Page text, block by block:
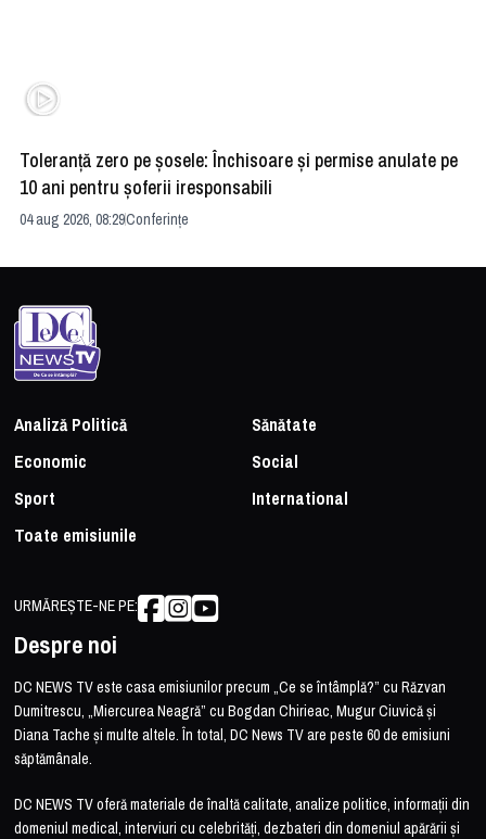
Toleranță zero pe șosele: Închisoare și permise anulate pe
10 ani pentru șoferii iresponsabili
04 aug 2026, 08:29Conferințe
Analiză Politică
Sănătate
Economic
Social
Sport
International
Toate emisiunile
URMĂREȘTE-NE PE:
Despre noi
DC NEWS TV este casa emisiunilor precum „Ce se întâmplă?” cu Răzvan
Dumitrescu, „Miercurea Neagră” cu Bogdan Chirieac, Mugur Ciuvică și
Diana Tache și multe altele. În total, DC News TV are peste 60 de emisiuni
săptămânale.
DC NEWS TV oferă materiale de înaltă calitate, analize politice, informații din
domeniul medical, interviuri cu celebrități, dezbateri din domeniul apărării și